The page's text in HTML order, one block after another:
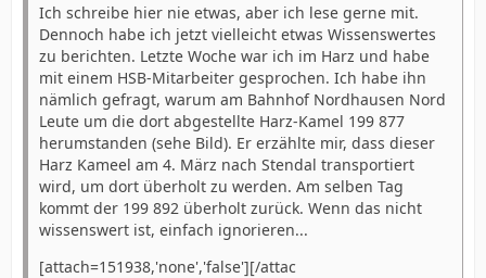
Ich schreibe hier nie etwas, aber ich lese gerne mit.
Dennoch habe ich jetzt vielleicht etwas Wissenswertes
zu berichten. Letzte Woche war ich im Harz und habe
mit einem HSB-Mitarbeiter gesprochen. Ich habe ihn
nämlich gefragt, warum am Bahnhof Nordhausen Nord
Leute um die dort abgestellte Harz-Kamel 199 877
herumstanden (sehe Bild). Er erzählte mir, dass dieser
Harz Kameel am 4. März nach Stendal transportiert
wird, um dort überholt zu werden. Am selben Tag
kommt der 199 892 überholt zurück. Wenn das nicht
wissenswert ist, einfach ignorieren...
[attach=151938,'none','false'][/attac